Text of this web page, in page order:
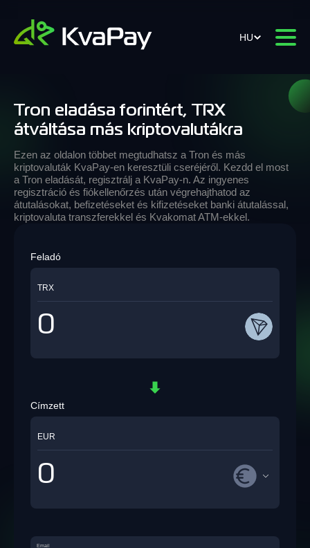
HU
Tron eladása forintért, TRX
átváltása más kriptovalutákra
Ezen az oldalon többet megtudhatsz a Tron és más
kriptovaluták KvaPay-en keresztüli cseréjéről. Kezdd el most
a Tron eladását, regisztrálj a KvaPay-n. Az ingyenes
regisztráció és fiókellenőrzés után végrehajthatod az
átutalásokat, befizetéseket és kifizetéseket banki átutalással,
kriptovaluta transzferekkel és Kvakomat ATM-ekkel.
Feladó
TRX
Címzett
EUR